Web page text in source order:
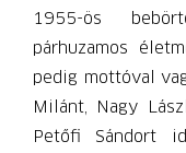
1955-ös
párhuzamos
pedig mottóval
Milánt, Nagy
Petőfi Sándort